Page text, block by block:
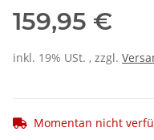
159,95 €
inkl. 19% USt. , zzgl.
Momentan nicht